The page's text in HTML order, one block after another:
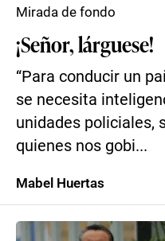
¡Señor, lárguese!
“Para conducir un
se necesita
unidades policiales,
quienes nos gobi...
Mirada de fondo
Mabel Huertas